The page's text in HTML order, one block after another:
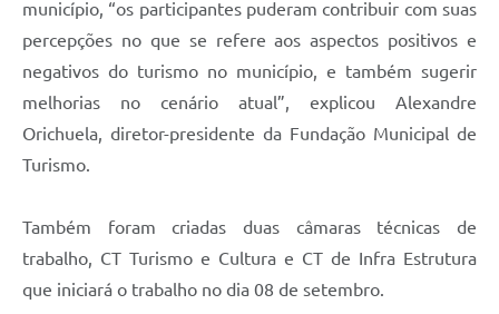
município, “os participantes puderam contribuir com suas
percepções no que se refere aos aspectos positivos e
negativos do turismo no município, e também sugerir
melhorias no cenário atual”, explicou Alexandre
Orichuela, diretor-presidente da Fundação Municipal de
Turismo.
Também foram criadas duas câmaras técnicas de
trabalho, CT Turismo e Cultura e CT de Infra Estrutura
que iniciará o trabalho no dia 08 de setembro.